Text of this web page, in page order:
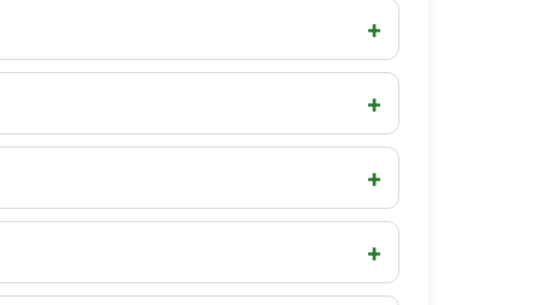
+
+
+
+